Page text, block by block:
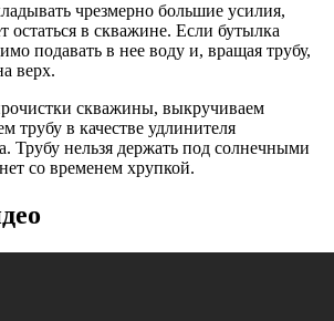
чрезмерно большие усилия,
остаться в скважине. Если бутылка
подавать в нее воду и, вращая трубу,
верх.
скважины, выкручиваем
трубу в качестве удлинителя
Трубу нельзя держать под солнечными
со временем хрупкой.